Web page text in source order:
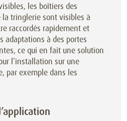
les boîtiers des
tringlerie sont visibles à
raccordés rapidement et
adaptations à des portes
ce qui en fait une solution
l’installation sur une
par exemple dans les